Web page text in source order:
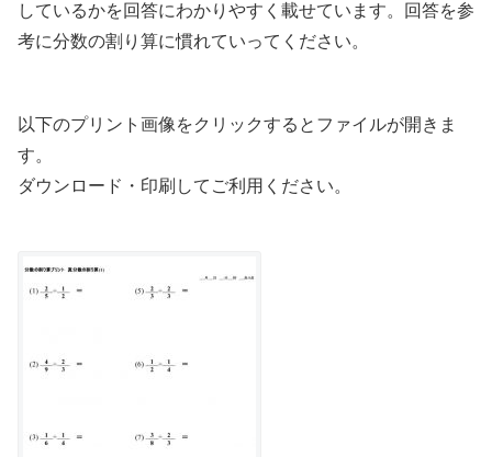
しているかを回答にわかりやすく載せています。回答を参
考に分数の割り算に慣れていってください。
以下のプリント画像をクリックするとファイルが開きま
す。
ダウンロード・印刷してご利用ください。